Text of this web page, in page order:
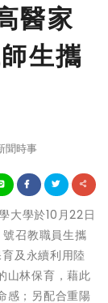
醫家
生攜
聞時事
大學於10月22日
召教職員生攜
及永續利用陸
山林保育，藉此
感；另配合重陽